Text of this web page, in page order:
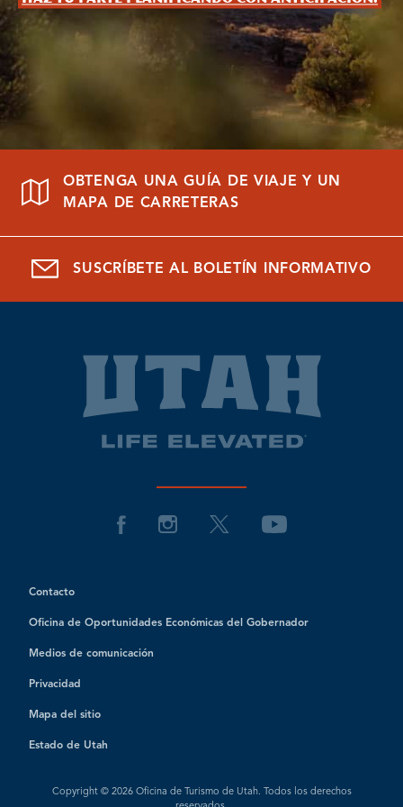
OBTENGA UNA GUÍA DE VIAJE Y UN
MAPA DE CARRETERAS
SUSCRÍBETE AL BOLETÍN INFORMATIVO
Contacto
Oficina de Oportunidades Económicas del Gobernador
Medios de comunicación
Privacidad
Mapa del sitio
Estado de Utah
Copyright © 2026 Oficina de Turismo de Utah. Todos los derechos